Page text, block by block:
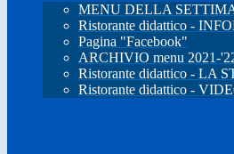
MENU DELLA
Ristorante didattico -
Pagina "Facebook"
ARCHIVIO menu 2021-
Ristorante didattico - LA
Ristorante didattico -